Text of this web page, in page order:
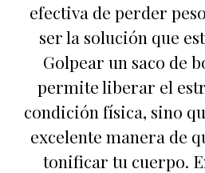
efectiva de perder
ser la solución que
Golpear un saco de
permite liberar el
condición física, sino
excelente manera de
tonificar tu cuerpo.